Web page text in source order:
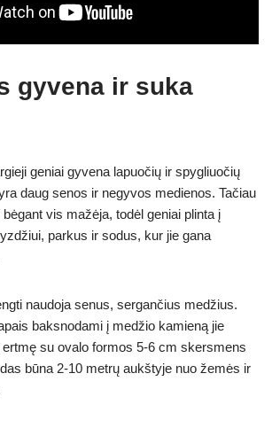
gyvena ir suka
geniai gyvena lapuočių ir spygliuočių
daug senos ir negyvos medienos. Tačiau
vis mažėja, todėl geniai plinta į
parkus ir sodus, kur jie gana
naudoja senus, sergančius medžius.
baksnodami į medžio kamieną jie
su ovalo formos 5-6 cm skersmens
būna 2-10 metrų aukštyje nuo žemės ir